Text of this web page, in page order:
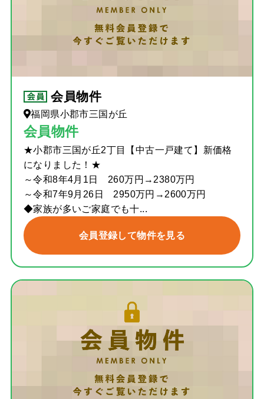
会員物件
福岡県小郡市三国が丘
会員物件
★小郡市三国が丘2丁目【中古一戸建て】新価格
になりました！★
～令和8年4月1日 260万円→2380万円
～令和7年9月26日 2950万円→2600万円
◆家族が多いご家庭でも十...
会員登録して物件を見る